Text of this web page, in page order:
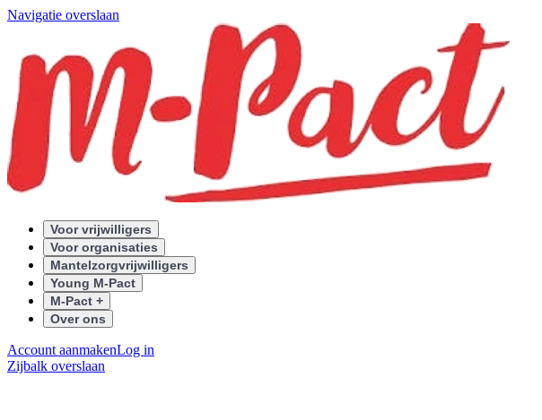
Navigatie overslaan
Voor vrijwilligers
Voor organisaties
Mantelzorgvrijwilligers
Young M-Pact
M-Pact +
Over ons
Account aanmakenLog in
Zijbalk overslaan